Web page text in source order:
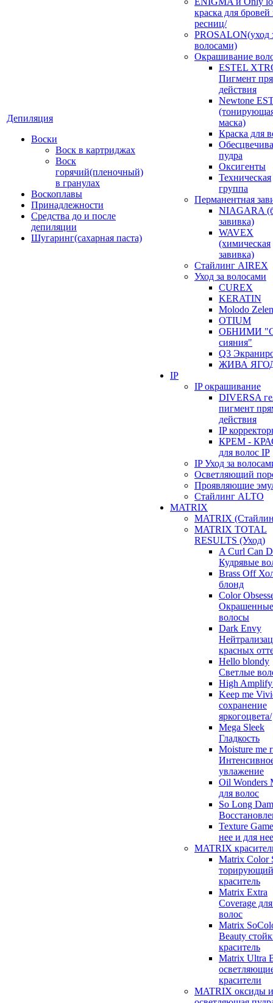
Депиляция
Воски
Воск в картриджах
Воск
горячий(пленочный)
в гранулах
Воскоплавы
Принадлежности
Средства до и после
депиляции
Шугаринг(сахарная паста)
краска для бровей
ресниц/
PROSALON(уход
волосами)
Окрашивание
ESTEL
Пигмент
действия
Newtone
маска)
Краска для
пудра
Оксигенты
Техническая
группа
Перманентная
NIAGARA
завивка)
WAVEX
(химическая
завивка)
Стайлинг AIREX
Уход за волосами
CUREX
KERATIN
Molodo
OTIUM
ОБНИМИ
сияния"
Q3
ЖИВА
IP
IP окрашивание
DIVERSA
пигмент
действия
IP
КРЕМ -
для волос IP
IP Уход за
Осветляющий
Проявляющие
Стайлинг ALTO
MATRIX
MATRIX
MATRIX TOTAL
RESULTS (Уход)
A Curl Can
Кудрявые
Brass Off
блонд
Color
Окрашенные
волосы
Dark Envy
красных
Hello blondy
Светлые
High
Keep me
сохранение
яркогоцвета/
Mega Sleek
Гладкость
Moisture me
увлажение
Oil Wonders
для волос
So Long
Texture
нее и для нее
MATRIX
Matrix Color
торирующий
краситель
Matrix Extra
Coverage
волос
Matrix
Beauty
краситель
Matrix Ultra
красители
MATRIX оксиды и